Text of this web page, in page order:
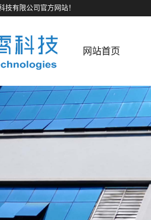
技有限公司官方网站！
网站首页